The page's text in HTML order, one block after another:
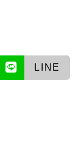
LINE